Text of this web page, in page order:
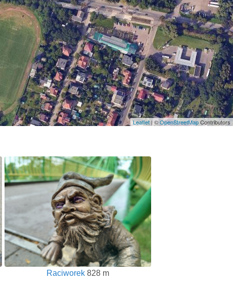
Leaflet | ©OpenStreetMapContributors
Raciworek 828 m